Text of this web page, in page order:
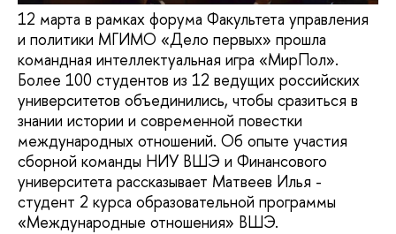
12 марта в рамках форума Факультета управления
и политики МГИМО «Дело первых» прошла
командная интеллектуальная игра «МирПол».
Более 100 студентов из 12 ведущих российских
университетов объединились, чтобы сразиться в
знании истории и современной повестки
международных отношений. Об опыте участия
сборной команды НИУ ВШЭ и Финансового
университета рассказывает Матвеев Илья -
студент 2 курса образовательной программы
«Международные отношения» ВШЭ.